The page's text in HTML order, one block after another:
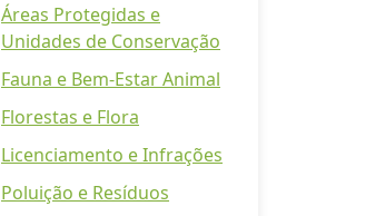
Áreas Protegidas e
Unidades de Conservação
Fauna e Bem-Estar Animal
Florestas e Flora
Licenciamento e Infrações
Poluição e Resíduos